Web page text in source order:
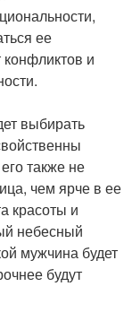
ее
и
выбирать
также не
чем ярче в ее
красоты и
небесный
мужчина будет
будут